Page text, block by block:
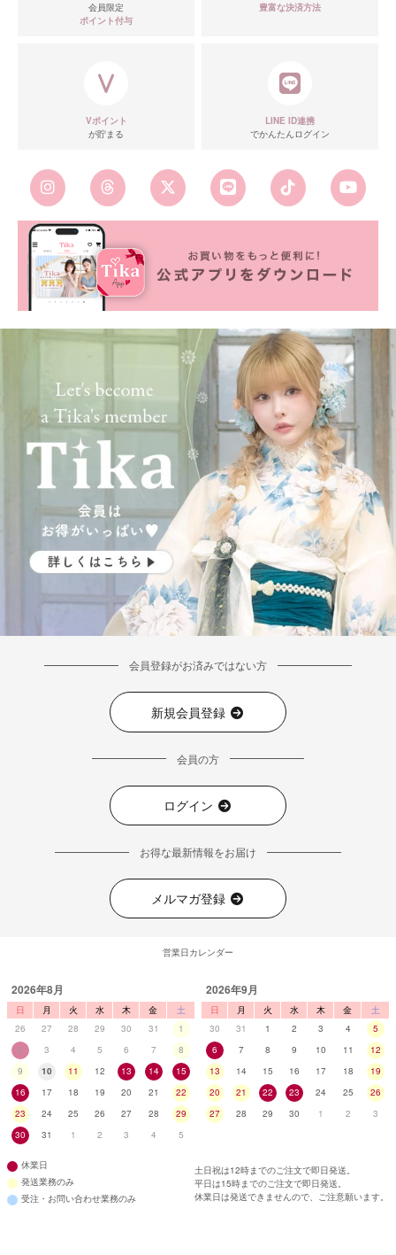
会員限定
ポイント付与
豊富な決済方法
Vポイント
が貯まる
LINE ID連携
でかんたんログイン
会員登録がお済みではない方
新規会員登録
会員の方
ログイン
お得な最新情報をお届け
メルマガ登録
営業日カレンダー
2026年8月
日 月 火 水 木 金
土
26
27 28 29 30 31
1
2
3 4 5 6 7
8
9
10 11 12 13 14
15
16
17 18 19 20 21
22
23
24 25 26 27 28
29
30
31 1 2 3 4 5
2026年9月
日 月 火 水 木 金
土
30
31 1 2 3 4
5
6
7 8 9 10 11
12
13
14 15 16 17 18
19
20
21 22 23 24 25
26
27
28 29 30 1 2 3
休業日
発送業務のみ
受注・お問い合わせ業務のみ
土日祝は12時までのご注文で即日発送。
平日は15時までのご注文で即日発送。
休業日は発送できませんので、ご注意願います。